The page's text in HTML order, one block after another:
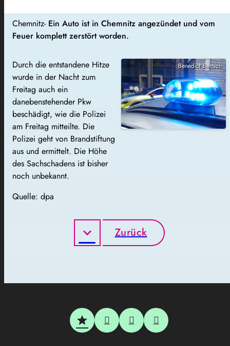
Chemnitz-Ein Auto ist in Chemnitz angezündet und vom
Feuer komplett zerstört worden.
Durch die entstandene Hitze
wurde in der Nacht zum
Freitag auch ein
danebenstehender Pkw
beschädigt, wie die Polizei
am Freitag mitteilte. Die
Polizei geht von Brandstiftung
aus und ermittelt. Die Höhe
des Sachschadens ist bisher
noch unbekannt.
Quelle: dpa
Benedict Bartsch
Zurück